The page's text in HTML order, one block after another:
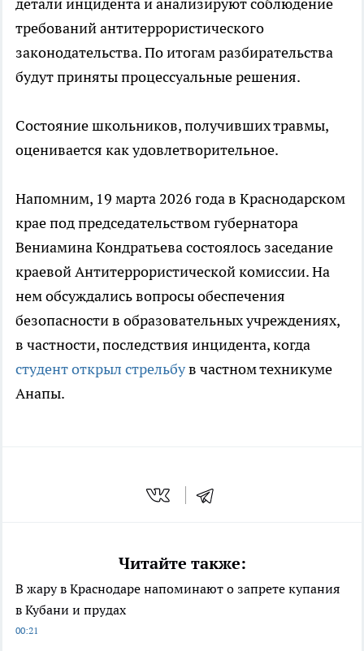
детали инцидента и анализируют соблюдение
требований антитеррористического
законодательства. По итогам разбирательства
будут приняты процессуальные решения.
Состояние школьников, получивших травмы,
оценивается как удовлетворительное.
Напомним, 19 марта 2026 года в Краснодарском
крае под председательством губернатора
Вениамина Кондратьева состоялось заседание
краевой Антитеррористической комиссии. На
нем обсуждались вопросы обеспечения
безопасности в образовательных учреждениях,
в частности, последствия инцидента, когда
студент открыл стрельбув частном техникуме
Анапы.
Читайте также:
В жару в Краснодаре напоминают о запрете купания
в Кубани и прудах
00:21